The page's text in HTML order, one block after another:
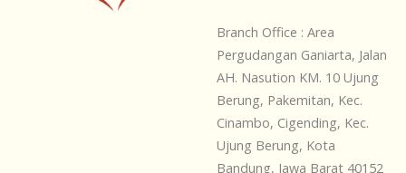
Branch Office : Area
Pergudangan Ganiarta, Jalan
AH. Nasution KM. 10 Ujung
Berung, Pakemitan, Kec.
Cinambo, Cigending, Kec.
Ujung Berung, Kota
Bandung, Jawa Barat 40152